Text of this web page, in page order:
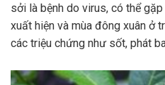
sởi là bệnh do virus, có thể
xuất hiện và mùa đông xuân ở
các triệu chứng như sốt, phát